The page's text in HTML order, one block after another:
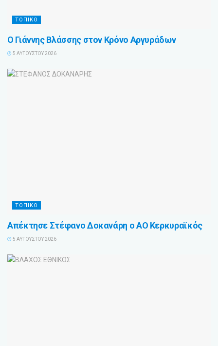
ΤΟΠΙΚΌ
Ο Γιάννης Βλάσσης στον Κρόνο Αργυράδων
5 ΑΥΓΟΎΣΤΟΥ 2026
ΤΟΠΙΚΌ
Απέκτησε Στέφανο Δοκανάρη ο ΑΟ Κερκυραϊκός
5 ΑΥΓΟΎΣΤΟΥ 2026